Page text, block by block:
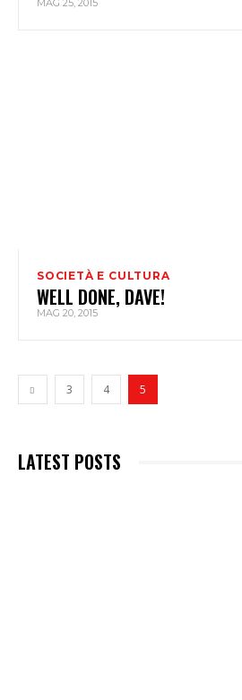
SOCIETÀ E CULTURA
WELL DONE, DAVE!
MAG 20, 2015
3 4 5
LATEST POSTS